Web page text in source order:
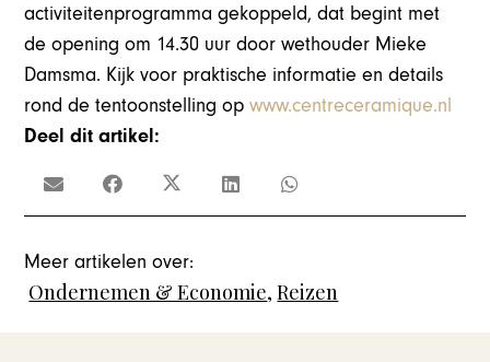
activiteitenprogramma gekoppeld, dat begint met
de opening om 14.30 uur door wethouder Mieke
Damsma. Kijk voor praktische informatie en details
rond de tentoonstelling opwww.centreceramique.nl
Deel dit artikel:
Meer artikelen over:
Ondernemen & Economie,Reizen